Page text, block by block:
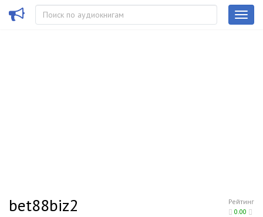
Рейтинг
0.00
bet88biz2